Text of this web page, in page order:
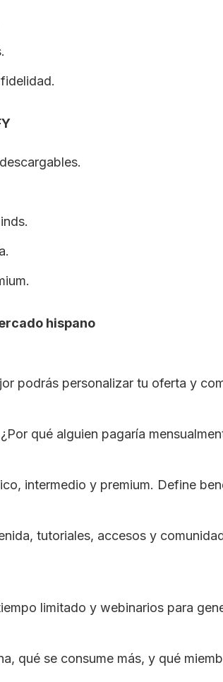
hispano
podrás personalizar tu oferta y
qué alguien pagaría
intermedio y premium. Define
tutoriales, accesos y
limitado y webinarios para
qué se consume más, y qué